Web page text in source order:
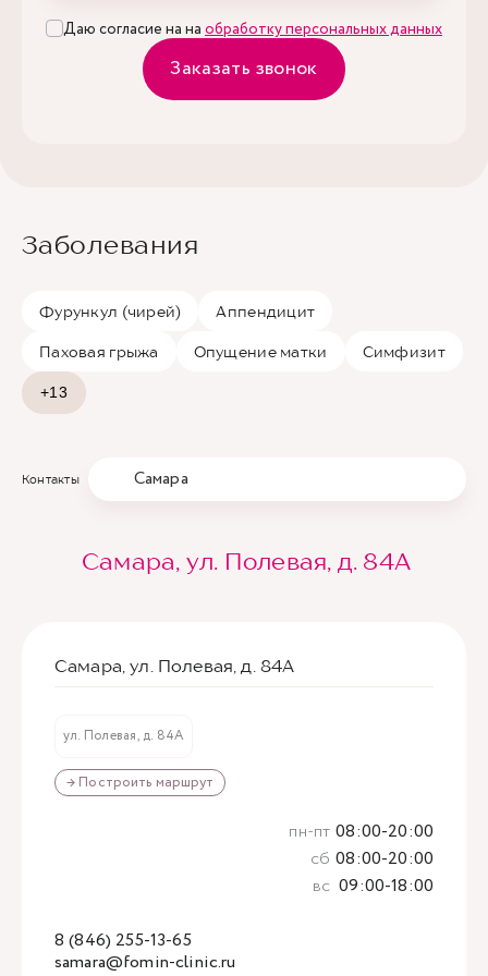
Даю согласие на на обработку персональных данных
Заказать звонок
Заболевания
Фурункул (чирей) Аппендицит
Паховая грыжа Опущение матки Симфизит
+13
Контакты Самара
Самара, ул. Полевая, д. 84А
Самара, ул. Полевая, д. 84А
ул. Полевая, д. 84А
→ Построить маршрут
samara@fomin-clinic.ru
8 (846) 255-13-65
пн-пт 08:00-20:00
сб 08:00-20:00
вс 09:00-18:00